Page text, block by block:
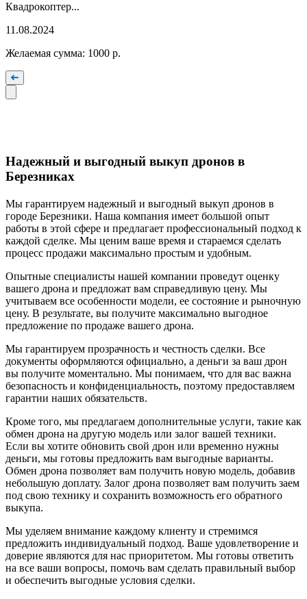
Квадрокоптер...
11.08.2024
Желаемая сумма: 1000 р.
Надежный и выгодный выкуп дронов в
Березниках
Мы гарантируем надежный и выгодный выкуп дронов в
городе Березники. Наша компания имеет большой опыт
работы в этой сфере и предлагает профессиональный подход к
каждой сделке. Мы ценим ваше время и стараемся сделать
процесс продажи максимально простым и удобным.
Опытные специалисты нашей компании проведут оценку
вашего дрона и предложат вам справедливую цену. Мы
учитываем все особенности модели, ее состояние и рыночную
цену. В результате, вы получите максимально выгодное
предложение по продаже вашего дрона.
Мы гарантируем прозрачность и честность сделки. Все
документы оформляются официально, а деньги за ваш дрон
вы получите моментально. Мы понимаем, что для вас важна
безопасность и конфиденциальность, поэтому предоставляем
гарантии наших обязательств.
Кроме того, мы предлагаем дополнительные услуги, такие как
обмен дрона на другую модель или залог вашей техники.
Если вы хотите обновить свой дрон или временно нужны
деньги, мы готовы предложить вам выгодные варианты.
Обмен дрона позволяет вам получить новую модель, добавив
небольшую доплату. Залог дрона позволяет вам получить заем
под свою технику и сохранить возможность его обратного
выкупа.
Мы уделяем внимание каждому клиенту и стремимся
предложить индивидуальный подход. Ваше удовлетворение и
доверие являются для нас приоритетом. Мы готовы ответить
на все ваши вопросы, помочь вам сделать правильный выбор
и обеспечить выгодные условия сделки.